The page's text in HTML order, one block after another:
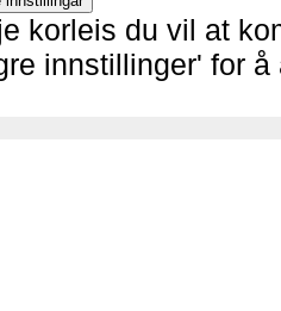
korleis du vil at
innstillinger' for